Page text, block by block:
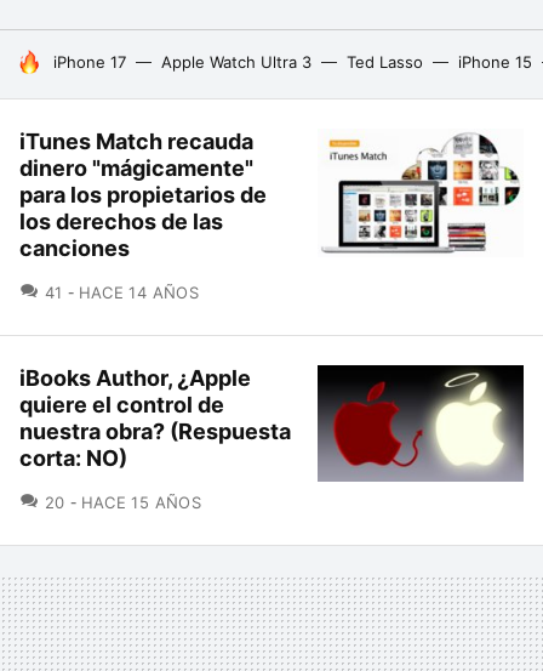
HOY SE HABLA DE
iPhone 17 Apple Watch Ultra 3 Ted Lasso iPhone 15
iTunes Match recauda
dinero "mágicamente"
para los propietarios de
los derechos de las
canciones
41 COMENTARIOS
HACE 14 AÑOS
iBooks Author, ¿Apple
quiere el control de
nuestra obra? (Respuesta
corta: NO)
20 COMENTARIOS
HACE 15 AÑOS